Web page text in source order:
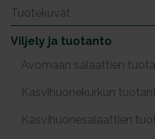
Tuotekuvat
Viljely ja tuotanto
Avomaan salaattien
Kasvihuonekurkun
Kasvihuonesalaattien